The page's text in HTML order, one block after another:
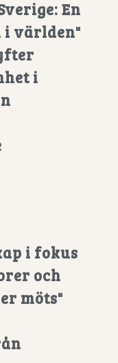
En
i världen"
i
i fokus
och
möts"